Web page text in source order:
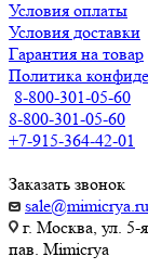
Условия оплаты
Условия доставки
Гарантия на товар
Политика
8-800-301-05-60
8-800-301-05-60
+7-915-364-42-01
Заказать звонок
sale@mimicrya.ru
г. Москва, ул.
пав. Mimicrya